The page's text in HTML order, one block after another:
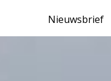
Nieuwsbrief